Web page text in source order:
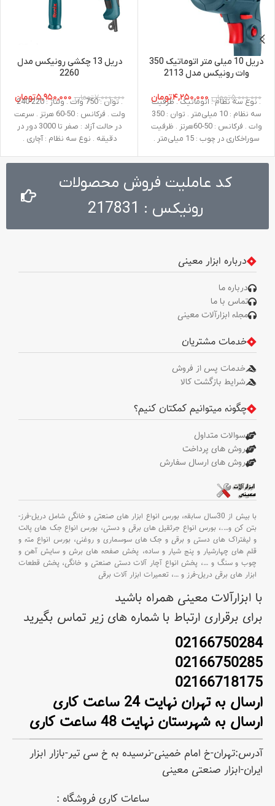
دریل 10 میلی متر اتوماتیک 350
وات رونیکس مدل 2113
۵,۰۰۰,۰۰۰تومان ۴,۲۵۰,۰۰۰تومان
. نوع سه نظام : اتوماتیک . ظرفیت
سه نظام : 10 میلی‌متر . توان : 350
وات . فرکانس : 50-60هرتز . ظرفیت
سوراخکاری در چوب : 15 میلی‌متر .
میلی‌متر . سرعت در حالت آزاد : صفر تا
3100 دور در دقیقه . ولتاژ : 220-240
ولت . وزن : 1.1 کیلوگرم
دریل 13 چکشی رونیکس مدل
2260
۷,۰۰۰,۰۰۰تومان ۵,۹۵۰,۰۰۰تومان
. توان : 750 وات . ولتاژ : 220-240
ولت . فرکانس : 50-60 هرتز . سرعت
در حالت آزاد : صفر تا 3000 دور در
دقیقه . نوع سه نظام : آچاری .
‌متر . ظرفیت سوراخکاری در فلز : 13
میلی ‌متر . ظرفیت سوراخکاری در بتن
: 13 میلی ‌متر . وزن : 2 کیلوگرم .
ظرفیت سه نظام : 13 میلی متر .
متعلقات : دسته جانبی طراحی شده
کد عاملیت فروش محصولات
رونیکس : 217831
درباره ابزار معینی
درباره ما
تماس با ما
مجله ابزارآلات معینی
خدمات مشتریان
خدمات پس از فروش
شرایط بازگشت کالا
چگونه میتوانیم کمکتان کنیم؟
سوالات متداول
روش های پرداخت
روش های ارسال سفارش
با بیش از 30سال سابقه،
بورس انواع ابزار های صنعتی و خانگی شامل دریل-فرز-
بتن کن و….، بورس انواع جرثقیل های برقی و دستی، بورس انواع جک های پالت
و لیفتراک های دستی و برقی و جک های سوسماری و روغنی، بورس انواع مته و
قلم های چهارشیار و پنج شیار و ساده، پخش صفحه های برش و سایش آهن و
چوب و سنگ و …، پخش انواع آچار آلات دستی صنعتی و خانگی، پخش قطعات
ابزار های برقی دریل-فرز و …، تعمیرات ابزار آلات برقی
با ابزارآلات معینی همراه باشید
برای برقراری ارتباط با شماره های زیر تماس بگیرید
02166750284
02166750285
02166718175
ارسال به تهران نهایت 24 ساعت کاری
ارسال به شهرستان نهایت 48 ساعت کاری
آدرس:تهران-خ امام خمینی-نرسیده به خ سی تیر-بازار ابزار
ایران-ابزار صنعتی معینی
ساعات کاری فروشگاه :